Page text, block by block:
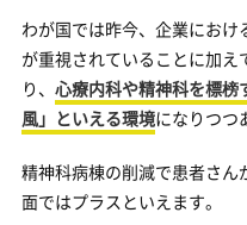
わが国では昨今、企業にお
が重視されていることに加
り、 心療内科や精神科を標榜
風」といえる環境になりつつ
精神科病棟の削減で患者さ
面ではプラスといえます。